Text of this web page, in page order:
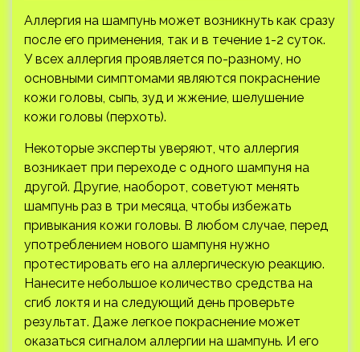
Аллергия на шампунь может возникнуть как сразу
после его применения, так и в течение 1-2 суток.
У всех аллергия проявляется по-разному, но
основными симптомами являются покраснение
кожи головы, сыпь, зуд и жжение, шелушение
кожи головы (перхоть).
Некоторые эксперты уверяют, что аллергия
возникает при переходе с одного шампуня на
другой. Другие, наоборот, советуют менять
шампунь раз в три месяца, чтобы избежать
привыкания кожи головы. В любом случае, перед
употреблением нового шампуня нужно
протестировать его на аллергическую реакцию.
Нанесите небольшое количество средства на
сгиб локтя и на следующий день проверьте
результат. Даже легкое покраснение может
оказаться сигналом аллергии на шампунь. И его